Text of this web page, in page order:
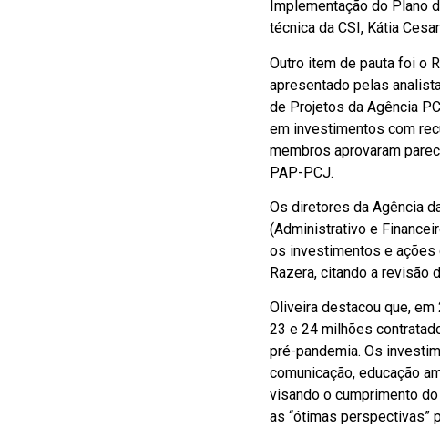
Implementação do Plano
técnica da CSI, Kátia
Outro item de pauta foi o
apresentado pelas
de Projetos da Agência
em investimentos com
membros aprovaram
PAP-PCJ.
Os diretores da Agência
(Administrativo e
os investimentos e ações
Razera, citando a revisão
Oliveira destacou que,
23 e 24 milhões
pré-pandemia. Os
comunicação, educação
visando o cumprimento
as “ótimas perspectivas”